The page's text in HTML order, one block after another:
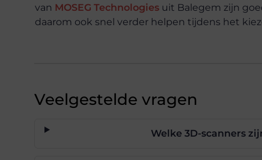
van MOSEG Technologies uit Balegem zijn
daarom ook snel verder helpen tijdens het
Veelgestelde vragen
Welke 3D-scanners